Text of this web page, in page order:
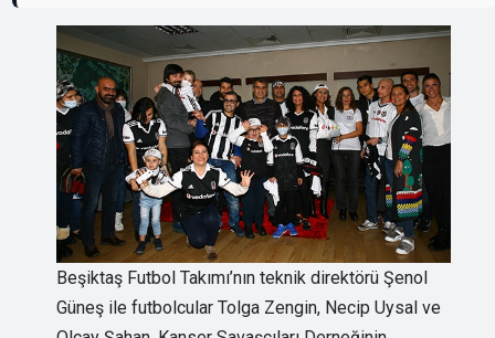
Beşiktaş Futbol Takımı’nın teknik direktörü Şenol
Güneş ile futbolcular Tolga Zengin, Necip Uysal ve